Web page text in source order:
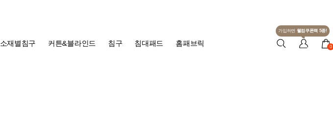
소재별침구 커튼&블라인드 침구 침대패드 홈패브릭
가입하면 웰컴쿠폰팩 5종!
0